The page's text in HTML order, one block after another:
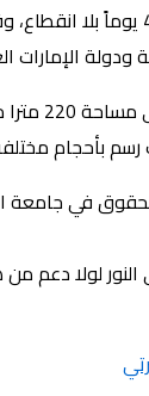
وقالت المالكي:
ودولة الإمارات
بأحجام
في جامعة
النور لولا